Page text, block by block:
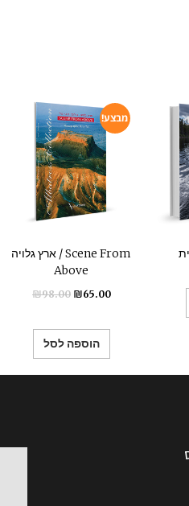
מבצע!
ארץ גלויה / Scene From
Above
₪98.00 ₪65.00
הוספה לסל